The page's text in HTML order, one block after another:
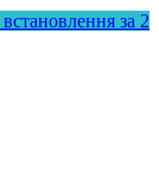
встановлення за 2